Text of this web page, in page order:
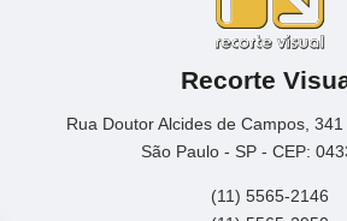
Recorte
Rua Doutor Alcides de Campos,
São Paulo - SP - CEP:
(11) 5565-2146